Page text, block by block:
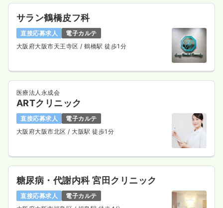
サラン鶴橋皮フ科
直接応募求人
電子カルテ
大阪府大阪市天王寺区 / 鶴橋駅 徒歩1分
医療法人永成会
ARTクリニック
直接応募求人
電子カルテ
大阪府大阪市北区 / 大阪駅 徒歩1分
糖尿病・代謝内科 宮田クリニック
直接応募求人
電子カルテ